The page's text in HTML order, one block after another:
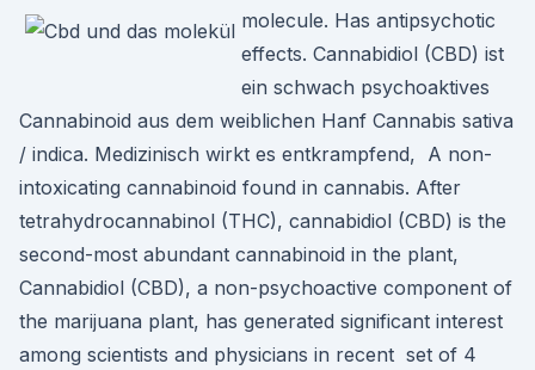
molecule. Has antipsychotic
effects. Cannabidiol (CBD) ist
ein schwach psychoaktives
Cannabinoid aus dem weiblichen Hanf Cannabis sativa
/ indica. Medizinisch wirkt es entkrampfend, A non-
intoxicating cannabinoid found in cannabis. After
tetrahydrocannabinol (THC), cannabidiol (CBD) is the
second-most abundant cannabinoid in the plant,
Cannabidiol (CBD), a non-psychoactive component of
the marijuana plant, has generated significant interest
among scientists and physicians in recent set of 4